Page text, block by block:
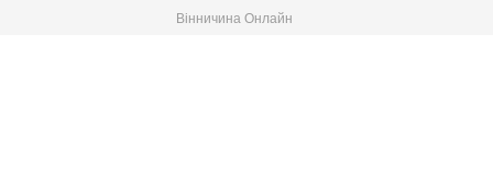
Вінничина Онлайн